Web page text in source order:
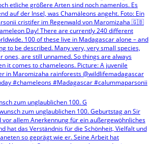
zum unglaublichen 100. G